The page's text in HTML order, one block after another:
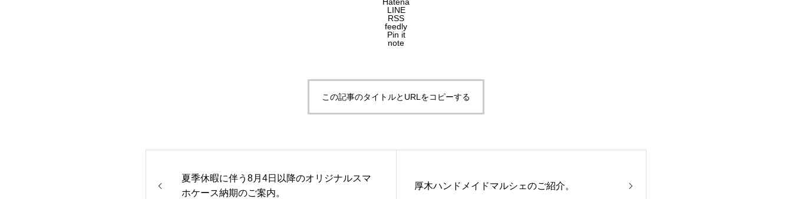
LINE
RSS
feedly
Pin it
note
この記事のタイトルとURLをコピーする
夏季休暇に伴う8月4日以降のオリジナルスマ
ホケース納期のご案内。
厚木ハンドメイドマルシェのご紹介。